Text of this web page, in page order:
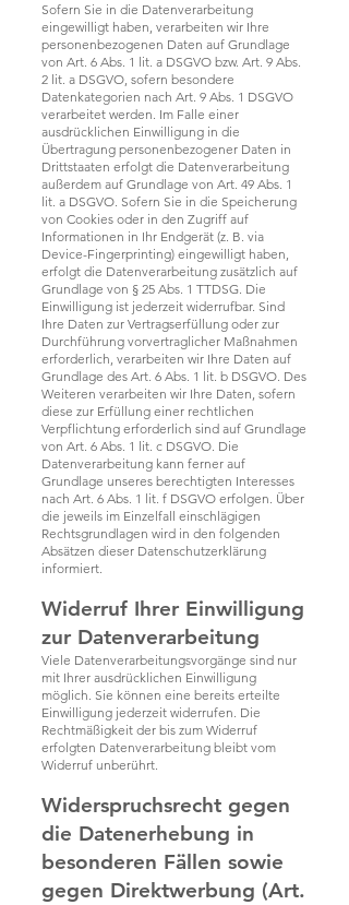
Sofern Sie in die Datenverarbeitung
eingewilligt haben, verarbeiten wir Ihre
personenbezogenen Daten auf Grundlage
von Art. 6 Abs. 1 lit. a DSGVO bzw. Art. 9 Abs.
2 lit. a DSGVO, sofern besondere
Datenkategorien nach Art. 9 Abs. 1 DSGVO
verarbeitet werden. Im Falle einer
ausdrücklichen Einwilligung in die
Übertragung personenbezogener Daten in
Drittstaaten erfolgt die Datenverarbeitung
außerdem auf Grundlage von Art. 49 Abs. 1
lit. a DSGVO. Sofern Sie in die Speicherung
von Cookies oder in den Zugriff auf
Informationen in Ihr Endgerät (z. B. via
Device-Fingerprinting) eingewilligt haben,
erfolgt die Datenverarbeitung zusätzlich auf
Grundlage von § 25 Abs. 1 TTDSG. Die
Einwilligung ist jederzeit widerrufbar. Sind
Ihre Daten zur Vertragserfüllung oder zur
Durchführung vorvertraglicher Maßnahmen
erforderlich, verarbeiten wir Ihre Daten auf
Grundlage des Art. 6 Abs. 1 lit. b DSGVO. Des
Weiteren verarbeiten wir Ihre Daten, sofern
diese zur Erfüllung einer rechtlichen
Verpflichtung erforderlich sind auf Grundlage
von Art. 6 Abs. 1 lit. c DSGVO. Die
Datenverarbeitung kann ferner auf
Grundlage unseres berechtigten Interesses
nach Art. 6 Abs. 1 lit. f DSGVO erfolgen. Über
die jeweils im Einzelfall einschlägigen
Rechtsgrundlagen wird in den folgenden
Absätzen dieser Datenschutzerklärung
informiert.
Widerruf Ihrer Einwilligung
zur Datenverarbeitung
Viele Datenverarbeitungsvorgänge sind nur
mit Ihrer ausdrücklichen Einwilligung
möglich. Sie können eine bereits erteilte
Einwilligung jederzeit widerrufen. Die
Rechtmäßigkeit der bis zum Widerruf
erfolgten Datenverarbeitung bleibt vom
Widerruf unberührt.
Widerspruchsrecht gegen
die Datenerhebung in
besonderen Fällen sowie
gegen Direktwerbung (Art.